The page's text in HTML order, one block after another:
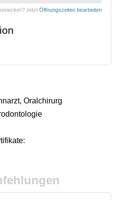
Jetzt Öffnungszeiten bearbeiten
Oralchirurg